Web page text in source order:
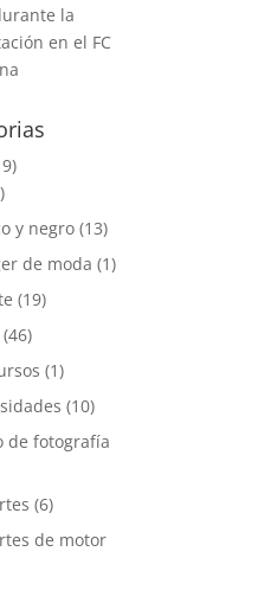
la
en el FC
y negro (13)
de moda (1)
(19)
(46)
(1)
(10)
de fotografía
(6)
de motor